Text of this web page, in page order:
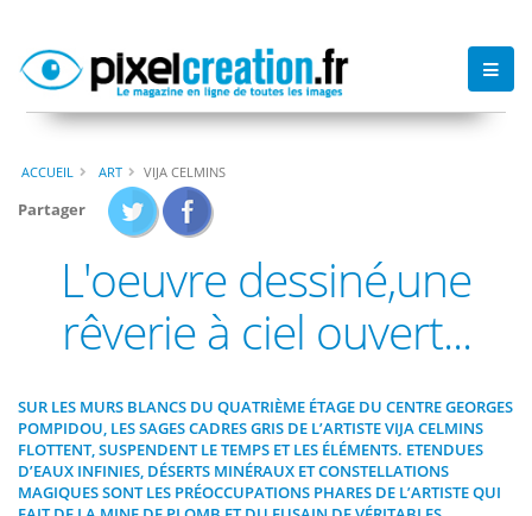
ACCUEIL ART VIJA CELMINS
Partager
L'oeuvre dessiné,une
rêverie à ciel ouvert...
SUR LES MURS BLANCS DU QUATRIÈME ÉTAGE DU CENTRE GEORGES
POMPIDOU, LES SAGES CADRES GRIS DE L’ARTISTE VIJA CELMINS
FLOTTENT, SUSPENDENT LE TEMPS ET LES ÉLÉMENTS. ETENDUES
D’EAUX INFINIES, DÉSERTS MINÉRAUX ET CONSTELLATIONS
MAGIQUES SONT LES PRÉOCCUPATIONS PHARES DE L’ARTISTE QUI